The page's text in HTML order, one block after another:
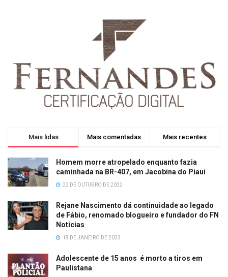
Mais lidas Mais comentadas Mais recentes
Homem morre atropelado enquanto fazia
caminhada na BR-407, em Jacobina do Piaui
22 DE OUTUBRO DE 2022
Rejane Nascimento dá continuidade ao legado
de Fábio, renomado blogueiro e fundador do FN
Notícias
18 DE JANEIRO DE 2023
Adolescente de 15 anos é morto a tiros em
Paulistana